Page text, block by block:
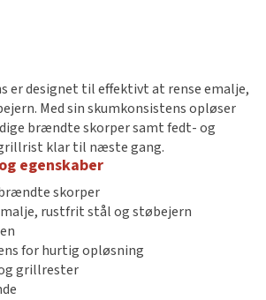
er designet til effektivt at rense emalje,
Med sin skumkonsistens opløser
brændte skorper samt fedt- og
klar til næste gang.
egenskaber
skorper
rustfrit stål og støbejern
for hurtig opløsning
grillrester